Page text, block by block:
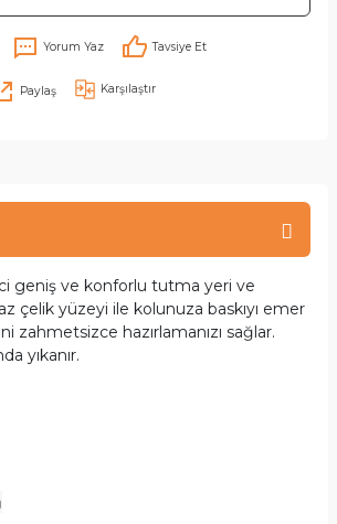
Yorum Yaz Tavsiye Et
Paylaş Karşılaştır
geniş ve konforlu tutma yeri ve
çelik yüzeyi ile kolunuza baskıyı emer
zahmetsizce hazırlamanızı sağlar.
yıkanır.